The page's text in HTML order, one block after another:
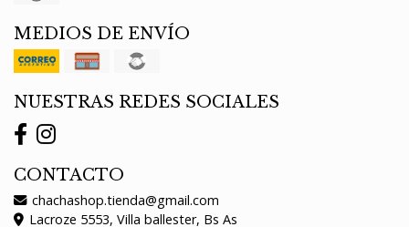
MEDIOS DE ENVÍO
NUESTRAS REDES SOCIALES
CONTACTO
chachashop.tienda@gmail.com
Lacroze 5553, Villa ballester, Bs As